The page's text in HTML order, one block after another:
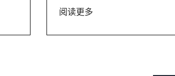
阅读更多